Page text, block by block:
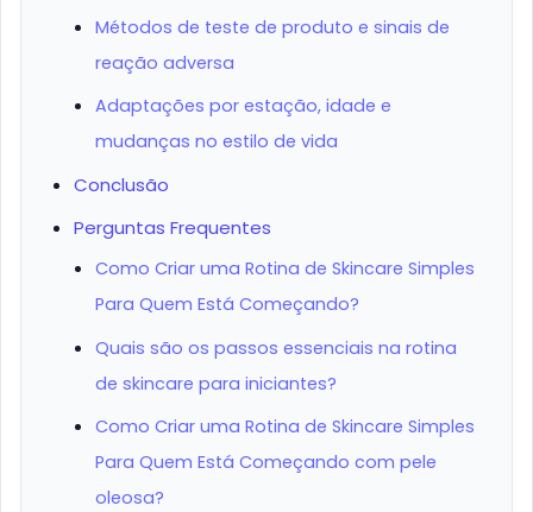
Métodos de teste de produto e sinais de
reação adversa
Adaptações por estação, idade e
mudanças no estilo de vida
Conclusão
Perguntas Frequentes
Como Criar uma Rotina de Skincare Simples
Para Quem Está Começando?
Quais são os passos essenciais na rotina
de skincare para iniciantes?
Como Criar uma Rotina de Skincare Simples
Para Quem Está Começando com pele
oleosa?